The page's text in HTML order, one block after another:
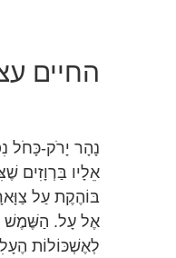
החיים
נָהָר יָרֹק-כָּחֹל
אֵלָיו בַּרְוָזִים
בּוֹהֶקֶת עַל
אֶל עָל. הַשֶּׁמֶשׁ
לְאֶשְׁכּוֹלוֹת